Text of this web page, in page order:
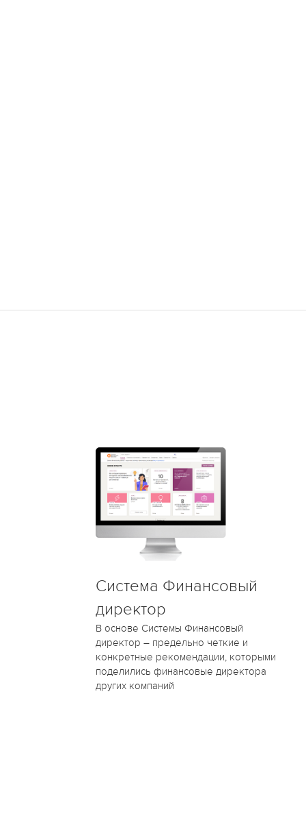
Система Финансовый
директор
В основе Системы Финансовый
директор – предельно четкие и
конкретные рекомендации, которыми
поделились финансовые директора
других компаний